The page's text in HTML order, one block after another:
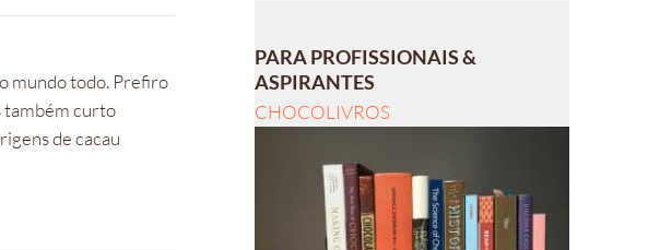
mundo todo. Prefiro
também curto
de cacau
PARA PROFISSIONAIS &
ASPIRANTES
CHOCOLIVROS